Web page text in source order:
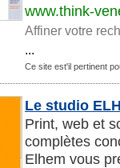
www.think-
Affiner votre
...
Ce site est'il pertinent
Le studio
Print, web et
complètes
Elhem vous